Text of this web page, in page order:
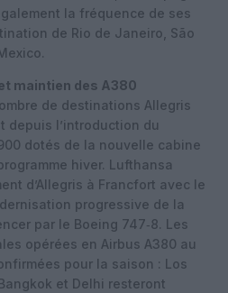
la fréquence de ses
de Rio de Janeiro, São
maintien des A380
de destinations Allegris
depuis l’introduction du
dotés de la nouvelle cabine
hiver. Lufthansa
d’Allegris à Francfort avec le
progressive de la
par le Boeing 747‑8. Les
opérées en Airbus A380 au
pour la saison : Los
et Delhi resteront